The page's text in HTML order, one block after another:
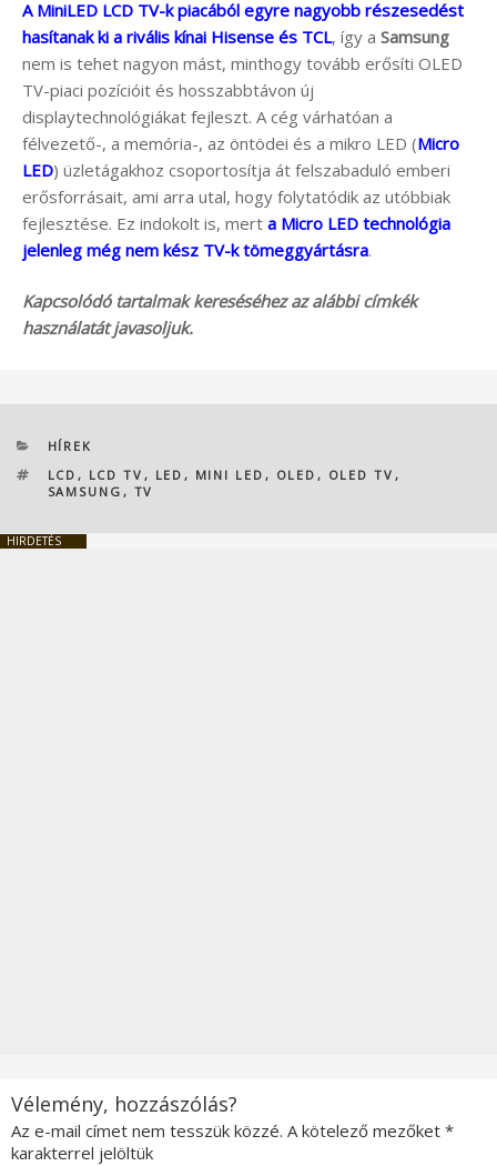
A MiniLED LCD TV-k piacából egyre nagyobb részesedést
hasítanak ki a rivális kínai Hisense és TCL, így a Samsung
nem is tehet nagyon mást, minthogy tovább erősíti OLED
TV-piaci pozícióit és hosszabbtávon új
displaytechnológiákat fejleszt. A cég várhatóan a
félvezető-, a memória-, az öntödei és a mikro LED (Micro
LED) üzletágakhoz csoportosítja át felszabaduló emberi
erősforrásait, ami arra utal, hogy folytatódik az utóbbiak
fejlesztése. Ez indokolt is, mert a Micro LED technológia
jelenleg még nem kész TV-k tömeggyártásra.
Kapcsolódó tartalmak kereséséhez az alábbi címkék
használatát javasoljuk.
KATEGÓRIÁK
HÍREK
CÍMKÉK
LCD , LCD TV , LED , MINI LED , OLED , OLED TV ,
SAMSUNG , TV
HIRDETÉS
Vélemény, hozzászólás?
Az e-mail címet nem tesszük közzé. A kötelező mezőket *
karakterrel jelöltük